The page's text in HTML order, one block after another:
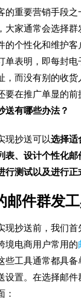
的重要营销手段
家通常会选择群
的个性化和维护客
单表明，即每封电
，而没有别的收货
在推广单显的前
送有哪些办法？
现抄送可以选择适
表、设计个性化
测试以及进行正
邮件群发
现抄送前，我们首
境电商用户常用的
工具通常都具备
设置。在选择邮
：